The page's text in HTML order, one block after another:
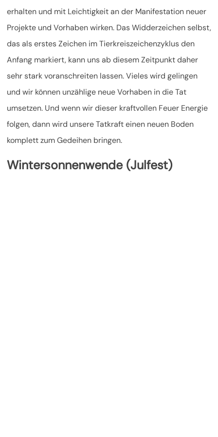
erhalten und mit Leichtigkeit an der Manifestation neuer
Projekte und Vorhaben wirken. Das Widderzeichen selbst,
das als erstes Zeichen im Tierkreiszeichenzyklus den
Anfang markiert, kann uns ab diesem Zeitpunkt daher
sehr stark voranschreiten lassen. Vieles wird gelingen
und wir können unzählige neue Vorhaben in die Tat
umsetzen. Und wenn wir dieser kraftvollen Feuer Energie
folgen, dann wird unsere Tatkraft einen neuen Boden
komplett zum Gedeihen bringen.
Wintersonnenwende (Julfest)